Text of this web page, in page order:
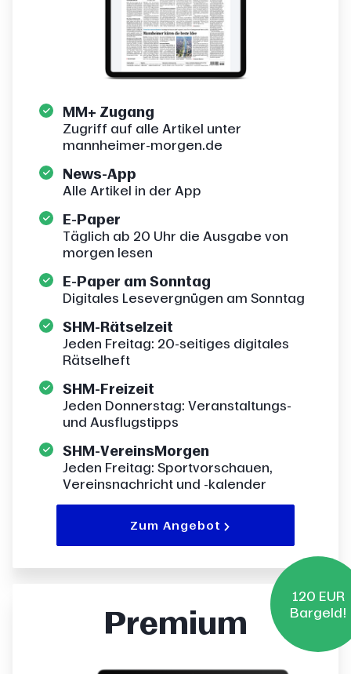
MM+ Zugang
Zugriff auf alle Artikel unter
mannheimer-morgen.de
News-App
Alle Artikel in der App
E-Paper
Täglich ab 20 Uhr die Ausgabe von
morgen lesen
E-Paper am Sonntag
Digitales Lesevergnügen am Sonntag
SHM-Rätselzeit
Jeden Freitag: 20-seitiges digitales
Rätselheft
SHM-Freizeit
Jeden Donnerstag: Veranstaltungs-
und Ausflugstipps
SHM-VereinsMorgen
Jeden Freitag: Sportvorschauen,
Vereinsnachricht und -kalender
Zum Angebot
120 EUR
Bargeld!
Premium